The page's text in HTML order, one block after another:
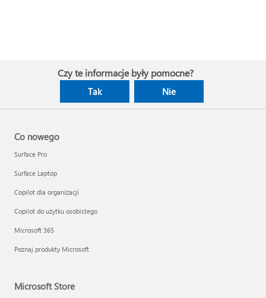
Czy te informacje były pomocne?
Tak Nie
Co nowego
Surface Pro
Surface Laptop
Copilot dla organizacji
Copilot do użytku osobistego
Microsoft 365
Poznaj produkty Microsoft
Microsoft Store